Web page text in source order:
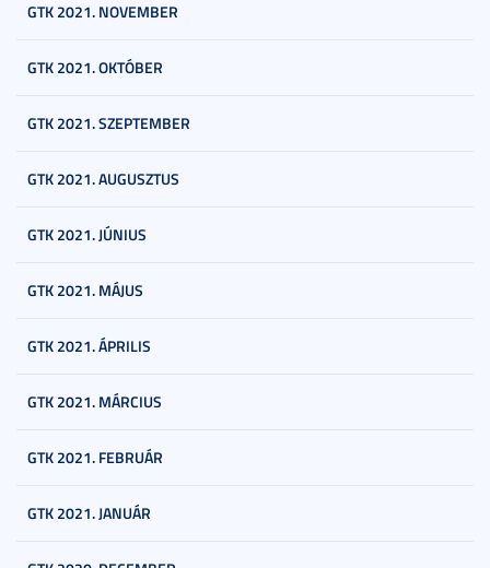
GTK 2021. NOVEMBER
GTK 2021. OKTÓBER
GTK 2021. SZEPTEMBER
GTK 2021. AUGUSZTUS
GTK 2021. JÚNIUS
GTK 2021. MÁJUS
GTK 2021. ÁPRILIS
GTK 2021. MÁRCIUS
GTK 2021. FEBRUÁR
GTK 2021. JANUÁR